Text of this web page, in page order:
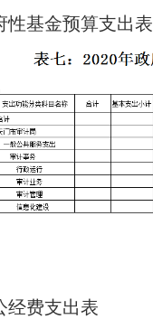
性基金预算支出表
经费支出表